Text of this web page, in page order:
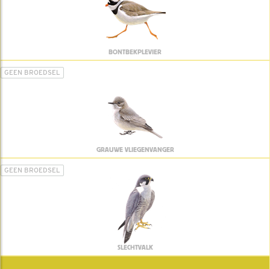
BONTBEKPLEVIER
GEEN BROEDSEL
GRAUWE VLIEGENVANGER
GEEN BROEDSEL
SLECHTVALK